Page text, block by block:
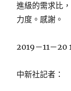
進級的需求比
力度。感謝。
2019－11－20
中新社記者：